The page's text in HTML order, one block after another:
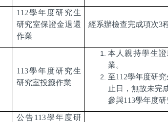
112學年度研究生
研究室保證金退還
作業
經系辦檢查完成項次3
113學年度研究生
研究室投籤作業
本人親持學生
業。
至112學年度研
止日， 無故未完
參與113學年度研
公告113學年度研